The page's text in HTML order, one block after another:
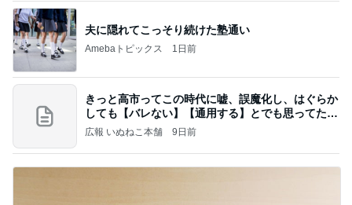
夫に隠れてこっそり続けた塾通い
Amebaトピックス 1日前
きっと高市ってこの時代に嘘、誤魔化し、はぐらか
しても【バレない】【通用する】とでも思ってたん
だろ
広報 いぬねこ本舗 9日前